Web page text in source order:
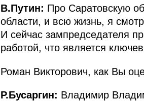
В.Путин: Про Саратовскую
области, и всю жизнь, я
И сейчас зампредседателя
работой, что является
Роман Викторович, как Вы
Р.Бусаргин: Владимир